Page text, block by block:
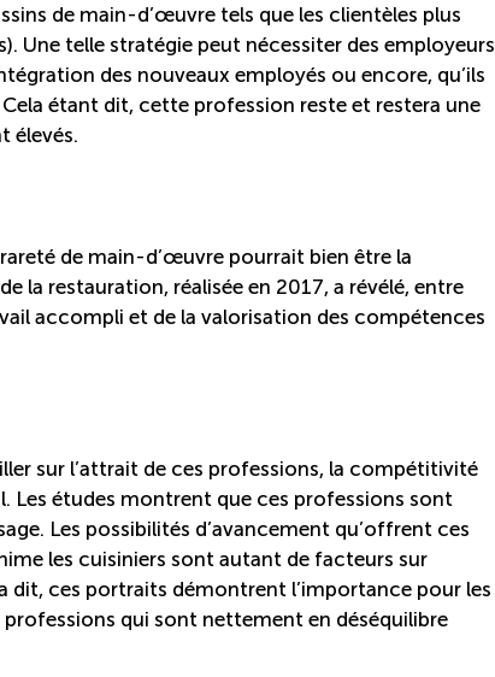
de main-d’œuvre tels que les clientèles plus
Une telle stratégie peut nécessiter des employeurs
des nouveaux employés ou encore, qu’ils
étant dit, cette profession reste et restera une
élevés.
de main-d’œuvre pourrait bien être la
la restauration, réalisée en 2017, a révélé, entre
accompli et de la valorisation des compétences
sur l’attrait de ces professions, la compétitivité
Les études montrent que ces professions sont
Les possibilités d’avancement qu’offrent ces
les cuisiniers sont autant de facteurs sur
dit, ces portraits démontrent l’importance pour les
qui sont nettement en déséquilibre